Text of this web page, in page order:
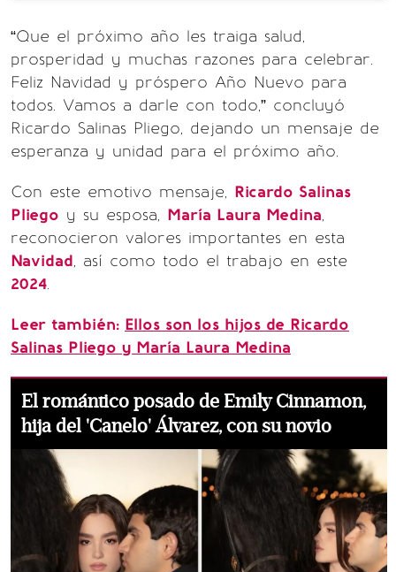
“Que el próximo año les traiga salud,
prosperidad y muchas razones para celebrar.
Feliz Navidad y próspero Año Nuevo para
todos. Vamos a darle con todo,” concluyó
Ricardo Salinas Pliego, dejando un mensaje de
esperanza y unidad para el próximo año.
Con este emotivo mensaje, Ricardo Salinas
Pliego y su esposa, María Laura Medina,
reconocieron valores importantes en esta
Navidad, así como todo el trabajo en este
2024.
Leer también: Ellos son los hijos de Ricardo
Salinas Pliego y María Laura Medina
El romántico posado de Emily Cinnamon,
hija del 'Canelo' Álvarez, con su novio